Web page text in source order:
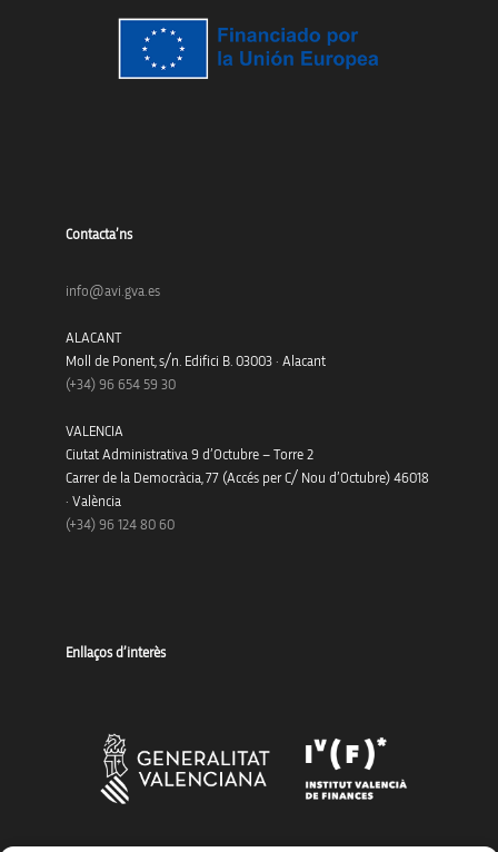
Contacta’ns
info@avi.gva.es
ALACANT
Moll de Ponent, s/n. Edifici B. 03003 · Alacant
(+34) 96 654 59 30
VALENCIA
Ciutat Administrativa 9 d’Octubre – Torre 2
Carrer de la Democràcia, 77 (Accés per C/ Nou d’Octubre) 46018
· València
(+34) 96 124 80 60
Enllaços d’interès